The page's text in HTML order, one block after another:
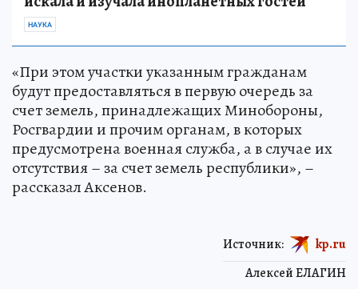
НАУКА
«При этом участки указанным гражданам
будут предоставляться в первую очередь за
счет земель, принадлежащих Минобороны,
Росгвардии и прочим органам, в которых
предусмотрена военная служба, а в случае их
отсутствия – за счет земель республики», –
рассказал Аксенов.
Алексей ЕЛАГИН
Источник: kp.ru